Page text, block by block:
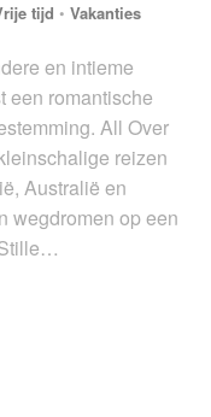
tijd • Vakanties
en intieme
een romantische
All Over
reizen
Australië en
wegdromen op een